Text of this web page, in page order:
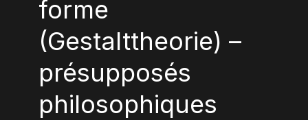
forme
(Gestalttheorie) –
présupposés
philosophiques